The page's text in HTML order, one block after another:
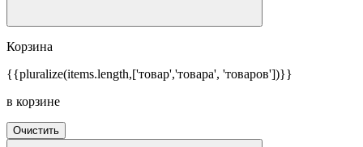
Корзина
{{pluralize(items.length,['товар','товара', 'товаров'])}}
в корзине
Очистить